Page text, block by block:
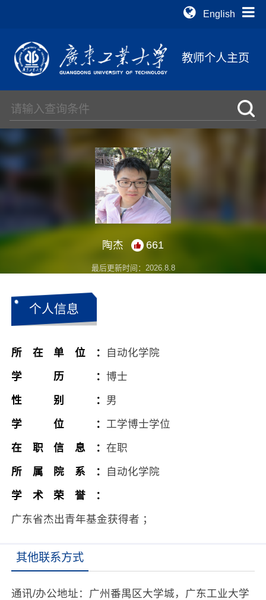
English
教师个人主页
陶杰 661
最后更新时间： 2026.8.8
个人信息
所在单位：
自动化学院
学历：博士
性别： 男
学位： 工学博士学位
在职信息：在职
所属院系：
自动化学院
学术荣誉：
广东省杰出青年基金获得者 ；
其他联系方式
通讯/办公地址： 广州番禺区大学城，广东工业大学